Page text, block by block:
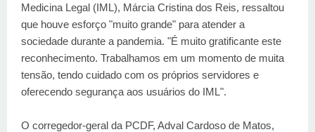
Medicina Legal (IML), Márcia Cristina dos Reis, ressaltou
que houve esforço "muito grande" para atender a
sociedade durante a pandemia. "É muito gratificante este
reconhecimento. Trabalhamos em um momento de muita
tensão, tendo cuidado com os próprios servidores e
oferecendo segurança aos usuários do IML".
O corregedor-geral da PCDF, Adval Cardoso de Matos,